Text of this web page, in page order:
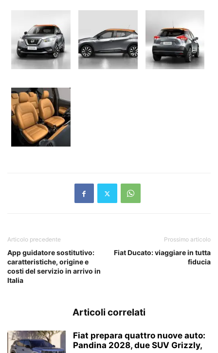
Articolo precedente
App guidatore sostitutivo:
caratteristiche, origine e
costi del servizio in arrivo in
Italia
Prossimo articolo
Fiat Ducato: viaggiare in tutta
fiducia
Articoli correlati
Fiat prepara quattro nuove auto:
Pandina 2028, due SUV Grizzly,